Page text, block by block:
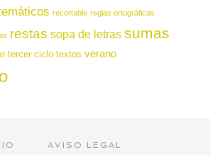
recortable reglas ortográficas
restas sopa de letras sumas
tercer ciclo textos verano
AVISO LEGAL